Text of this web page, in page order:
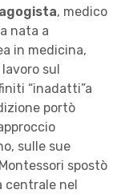
, medico
nata a
in medicina,
sul
“inadatti”a
portò
sulle sue
spostò
centrale nel